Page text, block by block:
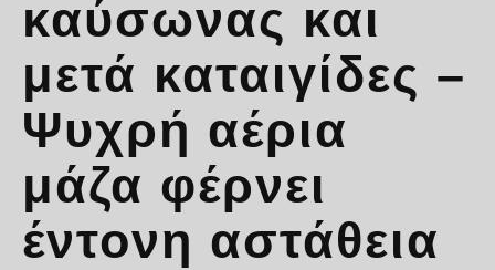
καύσωνας και
μετά καταιγίδες –
Ψυχρή αέρια
μάζα φέρνει
έντονη αστάθεια